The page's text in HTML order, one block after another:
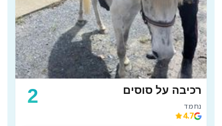
2 רכיבה על סוסים
נחמד
4.7